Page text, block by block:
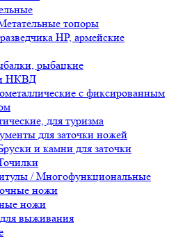
топоры
НР, армейские
рыбацкие
НКВД
с фиксированным
для туризма
для заточки ножей
и камни для заточки
/ Многофункциональные
ножи
ножи
выживания